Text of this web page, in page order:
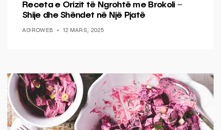
Receta e Orizit të Ngrohtë me Brokoli –
Shije dhe Shëndet në Një Pjatë
AGROWEB 12 MARS, 2025